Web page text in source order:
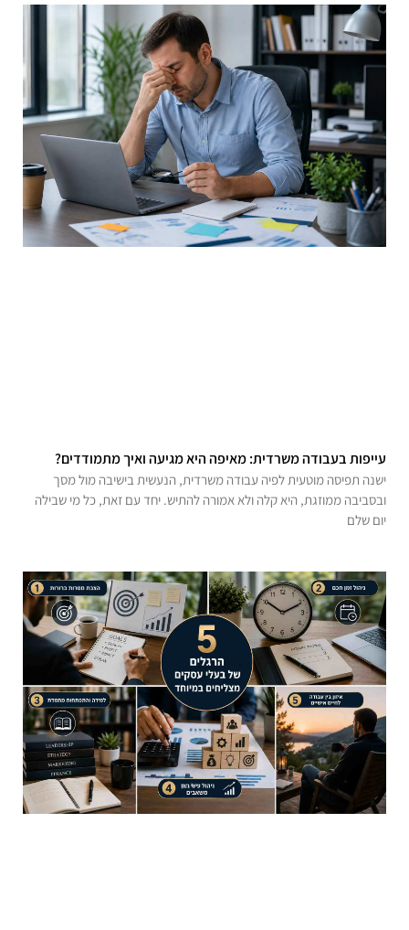
עייפות בעבודה משרדית: מאיפה היא מגיעה ואיך מתמודדים?
ישנה תפיסה מוטעית לפיה עבודה משרדית, הנעשית בישיבה מול מסך
ובסביבה ממוזגת, היא קלה ולא אמורה להתיש. יחד עם זאת, כל מי שבילה
יום שלם